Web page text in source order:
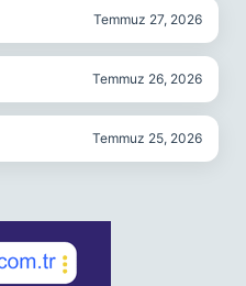
Temmuz 27, 2026
Temmuz 26, 2026
Temmuz 25, 2026